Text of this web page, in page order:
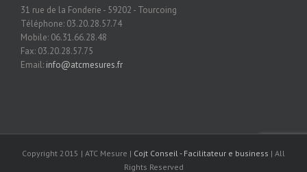
31 rue de la Fonderie - 59202 - Tourcoing
Téléphone: 03.20.28.57.74
Mobile: 06.31.66.28.48
Fax: 03.20.28.57.75
Email: info@atcmesures.fr
Copyright 2015 | ATC Mesure | Cojt Conseil - Facilitateur e business | All
Rights Reserved